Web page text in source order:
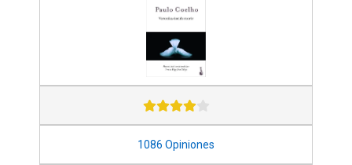
1086 Opiniones